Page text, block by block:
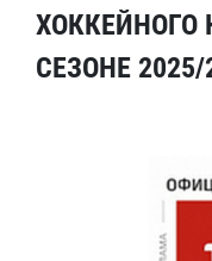
ХОККЕЙНОГО
СЕЗОНЕ 2025/